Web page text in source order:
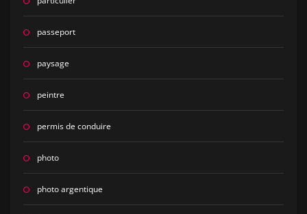
passeport
paysage
peintre
permis de conduire
photo
photo argentique